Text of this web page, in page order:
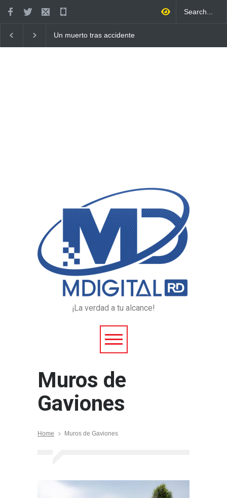
Un muerto tras accidente
Verón-Punta Cana
de su pareja en Villa
¡La verdad a tu alcance!
Muros de
Gaviones
Home Muros de Gaviones